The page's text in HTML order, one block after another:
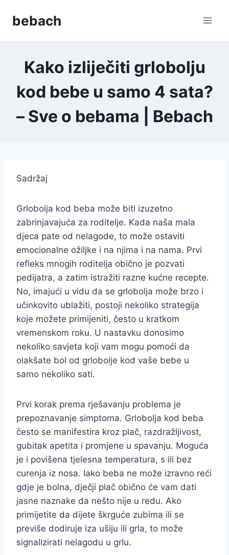
bebach
Kako izliječiti grlobolju
kod bebe u samo 4 sata?
– Sve o bebama | Bebach
Sadržaj
Grlobolja kod beba može biti izuzetno
zabrinjavajuća za roditelje. Kada naša mala
djeca pate od nelagode, to može ostaviti
emocionalne ožiljke i na njima i na nama. Prvi
refleks mnogih roditelja obično je pozvati
pedijatra, a zatim istražiti razne kućne recepte.
No, imajući u vidu da se grlobolja može brzo i
učinkovito ublažiti, postoji nekoliko strategija
koje možete primijeniti, često u kratkom
vremenskom roku. U nastavku donosimo
nekoliko savjeta koji vam mogu pomoći da
olakšate bol od grlobolje kod vaše bebe u
samo nekoliko sati.
Prvi korak prema rješavanju problema je
prepoznavanje simptoma. Grlobolja kod beba
često se manifestira kroz plač, razdražljivost,
gubitak apetita i promjene u spavanju. Moguća
je i povišena tjelesna temperatura, s ili bez
curenja iz nosa. Iako beba ne može izravno reći
gdje je bolna, dječji plač obično će vam dati
jasne naznake da nešto nije u redu. Ako
primijetite da dijete škrguće zubima ili se
previše dodiruje iza ušiju ili grla, to može
signalizirati nelagodu u grlu.